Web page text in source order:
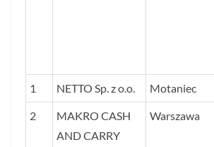
1 NETTO Sp. z o.o. Motaniec
2
MAKRO CASH
AND CARRY
Warszawa